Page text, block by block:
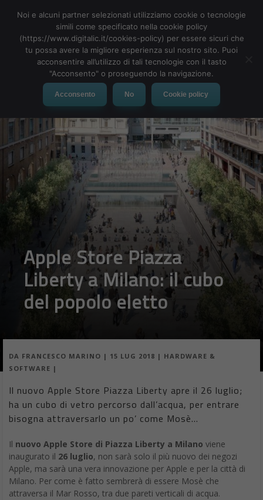
MENU
Apple Store Piazza
Liberty a Milano: il cubo
del popolo eletto
DA FRANCESCO MARINO | 15 LUG 2018 | HARDWARE &
SOFTWARE |
Il nuovo Apple Store Piazza Liberty apre il 26 luglio;
ha un cubo di vetro percorso dall’acqua, per entrare
bisogna attraversarlo un po’ come Mosè…
Il nuovo Apple Store di Piazza Liberty a Milano viene
inaugurato il 26 luglio, non sarà solo il più nuovo dei negozi
Apple, ma sarà una vera innovazione per Apple e per la città di
Milano. Per come è fatto sembrerà di essere Mosè che
attraversa il Mar Rosso, tra due pareti verticali di acqua.
Noi e alcuni partner selezionati utilizziamo cookie o tecnologie
simili come specificato nella cookie policy
(https://www.digitalic.it/cookies-policy) per essere sicuri che
tu possa avere la migliore esperienza sul nostro sito. Puoi
acconsentire all’utilizzo di tali tecnologie con il tasto
"Acconsento" o proseguendo la navigazione.
Acconsento No Cookie policy